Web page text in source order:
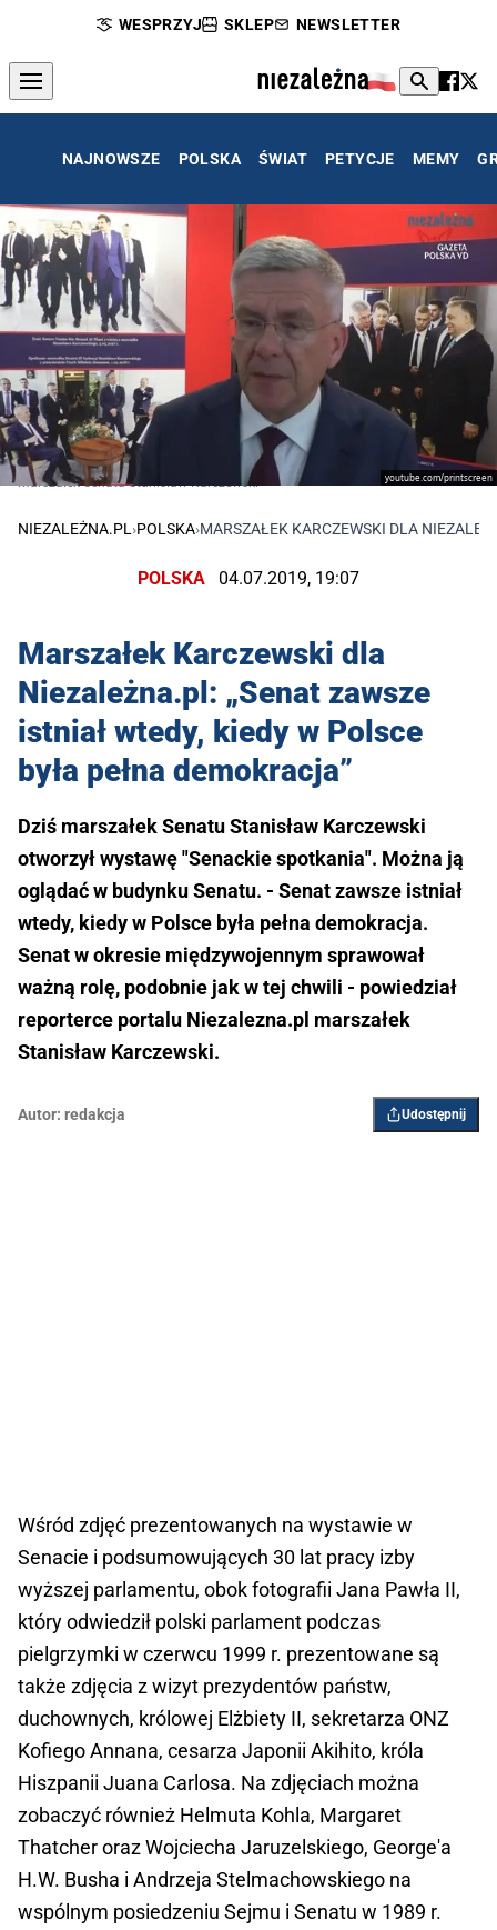
WESPRZYJ SKLEP NEWSLETTER
NAJNOWSZE POLSKA ŚWIAT PETYCJE MEMY
youtube.com/printscreen
marszałek Senatu Stanisław Karczewski
NIEZALEŻNA.PL›POLSKA›MARSZAŁEK KARCZEWSKI DLA
POLSKA 04.07.2019, 19:07
Marszałek Karczewski dla
Niezależna.pl: „Senat zawsze
istniał wtedy, kiedy w Polsce
była pełna demokracja”
Dziś marszałek Senatu Stanisław Karczewski
otworzył wystawę "Senackie spotkania". Można ją
oglądać w budynku Senatu. - Senat zawsze istniał
wtedy, kiedy w Polsce była pełna demokracja.
Senat w okresie międzywojennym sprawował
ważną rolę, podobnie jak w tej chwili - powiedział
reporterce portalu Niezalezna.pl marszałek
Stanisław Karczewski.
Autor: redakcja Udostępnij
Wśród zdjęć prezentowanych na wystawie w
Senacie i podsumowujących 30 lat pracy izby
wyższej parlamentu, obok fotografii Jana Pawła II,
który odwiedził polski parlament podczas
pielgrzymki w czerwcu 1999 r. prezentowane są
także zdjęcia z wizyt prezydentów państw,
duchownych, królowej Elżbiety II, sekretarza ONZ
Kofiego Annana, cesarza Japonii Akihito, króla
Hiszpanii Juana Carlosa. Na zdjęciach można
zobaczyć również Helmuta Kohla, Margaret
Thatcher oraz Wojciecha Jaruzelskiego, George'a
H.W. Busha i Andrzeja Stelmachowskiego na
wspólnym posiedzeniu Sejmu i Senatu w 1989 r.